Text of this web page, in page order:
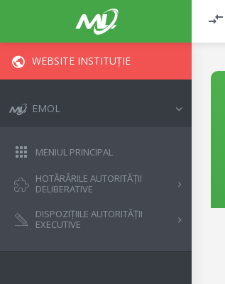
WEBSITE INSTITUȚIE
EMOL
MENIUL PRINCIPAL
HOTĂRÂRILE AUTORITĂȚII
DELIBERATIVE
DISPOZIȚIILE AUTORITĂȚII
EXECUTIVE